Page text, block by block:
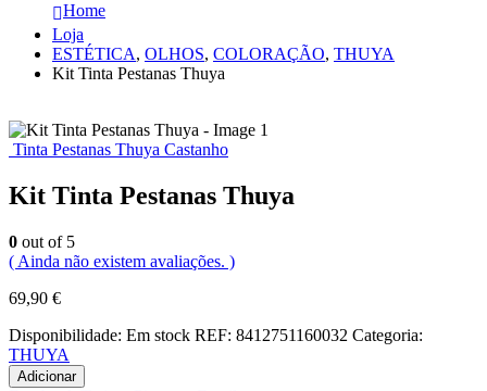
Home
Loja
ESTÉTICA, OLHOS, COLORAÇÃO, THUYA
Kit Tinta Pestanas Thuya
Tinta Pestanas Thuya Castanho
Kit Tinta Pestanas Thuya
0 out of 5
( Ainda não existem avaliações. )
69,90 €
Disponibilidade: Em stock REF: 8412751160032 Categoria:
THUYA
Adicionar